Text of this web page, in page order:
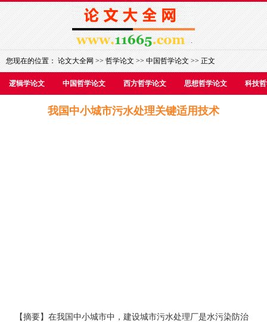
您现在的位置：论文大全网>>哲学论文>>中国哲学论文>> 正文
逻辑学论文 中国哲学论文 西方哲学论文 思想哲学论文 科技
我国中小城市污水处理关键适用技术
【摘要】在我国中小城市中，建设城市污水处理厂是水污染防治